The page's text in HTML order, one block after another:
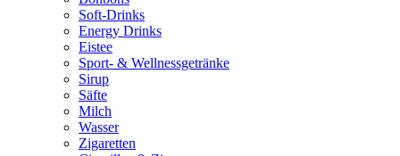
Soft-Drinks
Energy Drinks
Eistee
Sport- & Wellnessgetränke
Sirup
Säfte
Milch
Wasser
Zigaretten